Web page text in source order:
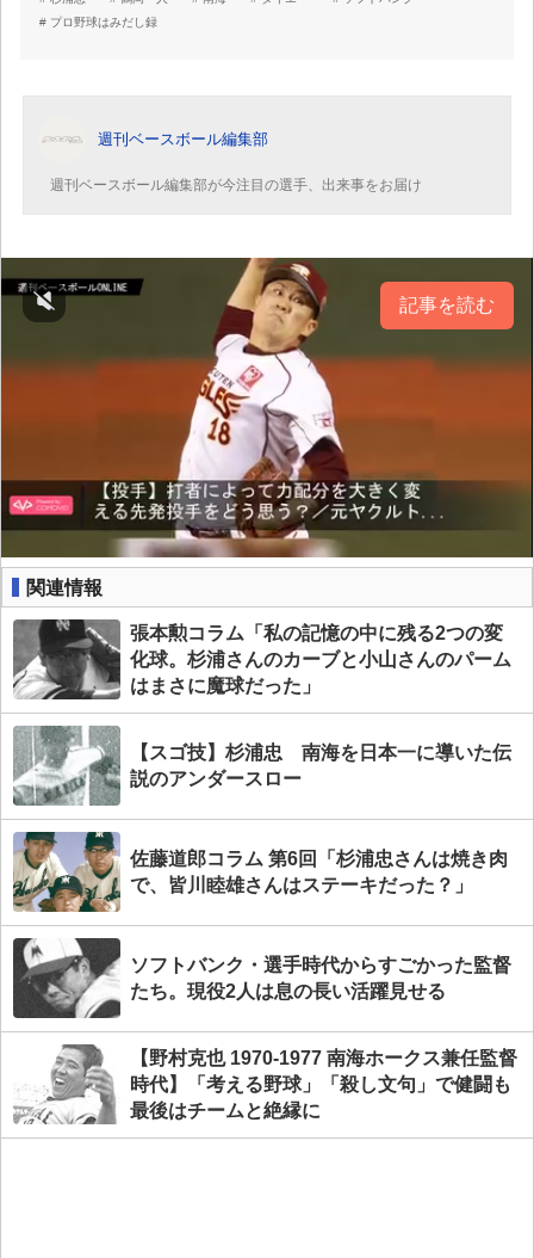
プロ野球はみだし録
週刊ベースボール編集部
週刊ベースボール編集部が今注目の選手、出来事をお届け
記事を読む
関連情報
張本勲コラム「私の記憶の中に残る2つの変
化球。杉浦さんのカーブと小山さんのパーム
はまさに魔球だった」
【スゴ技】杉浦忠 南海を日本一に導いた伝
説のアンダースロー
佐藤道郎コラム 第6回「杉浦忠さんは焼き肉
で、皆川睦雄さんはステーキだった？」
ソフトバンク・選手時代からすごかった監督
たち。現役2人は息の長い活躍見せる
【野村克也 1970-1977 南海ホークス兼任監督
時代】「考える野球」「殺し文句」で健闘も
最後はチームと絶縁に